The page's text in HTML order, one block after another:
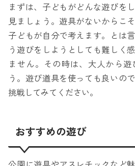
まずは、子どもがどんな遊びを
見ましょう。遊具がないからこ
子どもが自分で考えます。とは
う遊びをしようとしても難しく
ません。その時は、大人から
う。遊び道具を使っても良いの
挑戦してみてください。
おすすめの遊び